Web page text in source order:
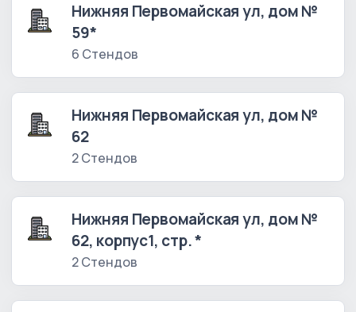
Нижняя Первомайская ул, дом №
59*
6 Стендов
Нижняя Первомайская ул, дом №
62
2 Стендов
Нижняя Первомайская ул, дом №
62, корпус1, стр. *
2 Стендов